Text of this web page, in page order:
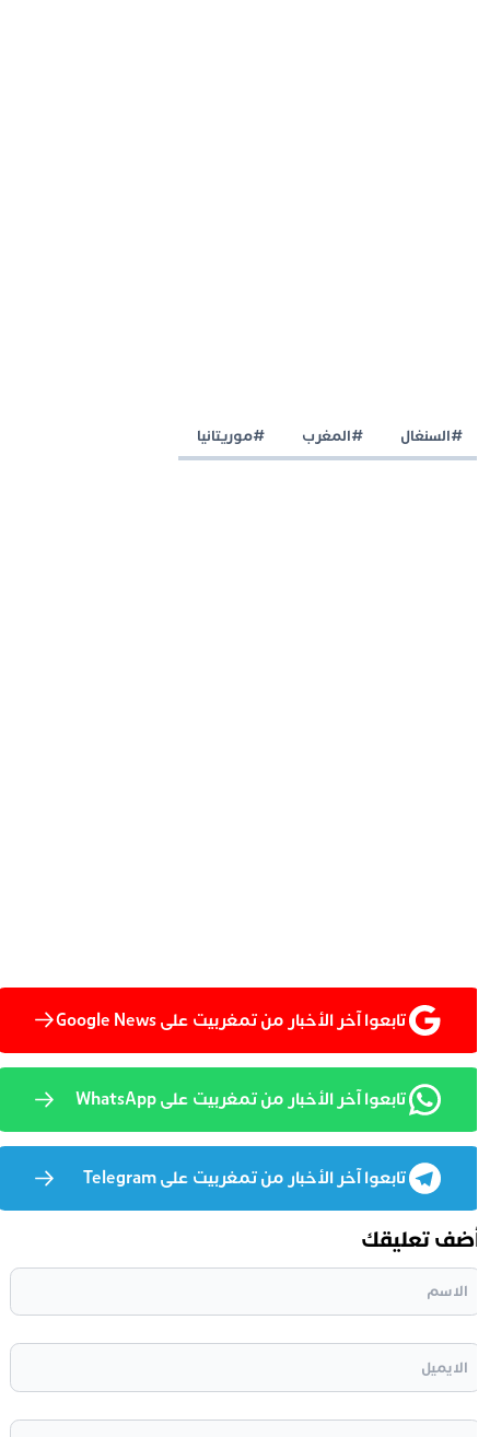
#السنغال #المغرب #موريتانيا
تابعوا آخر الأخبار من تمغربيت على Google News
تابعوا آخر الأخبار من تمغربيت على WhatsApp
تابعوا آخر الأخبار من تمغربيت على Telegram
تعليقك